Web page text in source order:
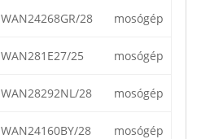
WAN24268GR/28 mosógép
WAN281E27/25 mosógép
WAN28292NL/28 mosógép
WAN24160BY/28 mosógép